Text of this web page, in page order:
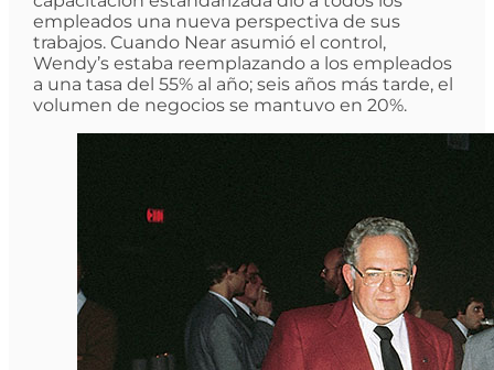
empleados una nueva perspectiva de sus
trabajos. Cuando Near asumió el control,
Wendy’s estaba reemplazando a los empleados
a una tasa del 55% al año; seis años más tarde, el
volumen de negocios se mantuvo en 20%.